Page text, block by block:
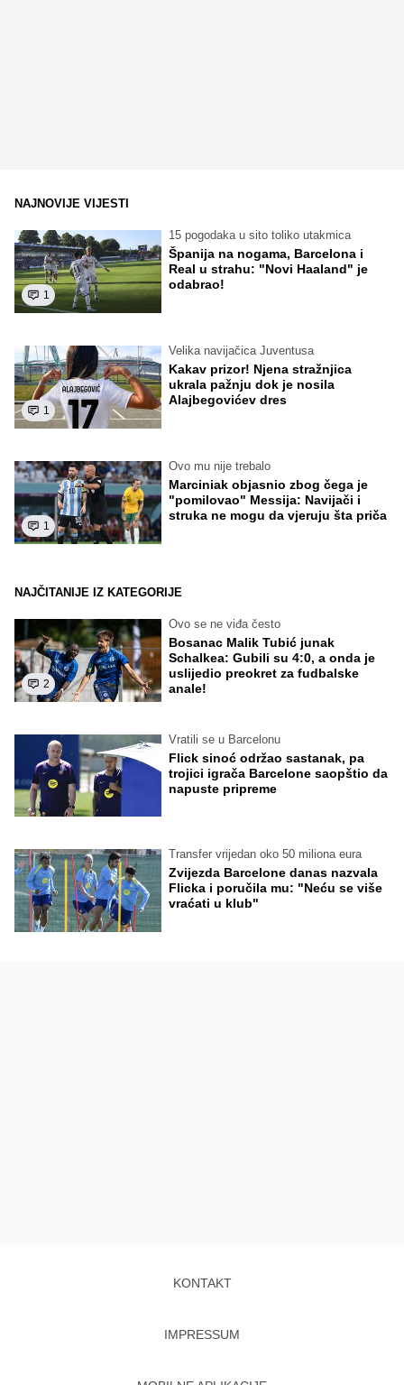
NAJNOVIJE VIJESTI
1
15 pogodaka u sito toliko utakmica
Španija na nogama, Barcelona i
Real u strahu: "Novi Haaland" je
odabrao!
1
Velika navijačica Juventusa
Kakav prizor! Njena stražnjica
ukrala pažnju dok je nosila
Alajbegovićev dres
1
Ovo mu nije trebalo
Marciniak objasnio zbog čega je
"pomilovao" Messija: Navijači i
struka ne mogu da vjeruju šta priča
NAJČITANIJE IZ KATEGORIJE
2
Ovo se ne viđa često
Bosanac Malik Tubić junak
Schalkea: Gubili su 4:0, a onda je
uslijedio preokret za fudbalske
anale!
Vratili se u Barcelonu
Flick sinoć održao sastanak, pa
trojici igrača Barcelone saopštio da
napuste pripreme
Transfer vrijedan oko 50 miliona eura
Zvijezda Barcelone danas nazvala
Flicka i poručila mu: "Neću se više
vraćati u klub"
KONTAKT
IMPRESSUM